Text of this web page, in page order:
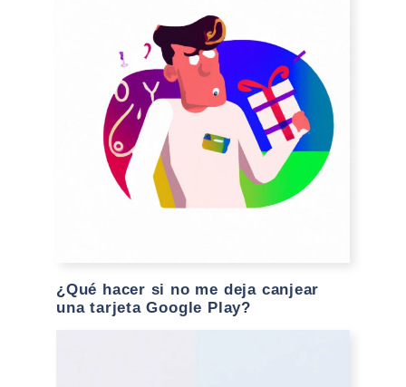
¿Qué hacer si no me deja canjear
una tarjeta Google Play?